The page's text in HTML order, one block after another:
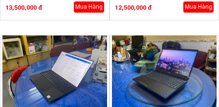
13,500,000 đ Mua Hàng 12,500,000 đ Mua Hàng